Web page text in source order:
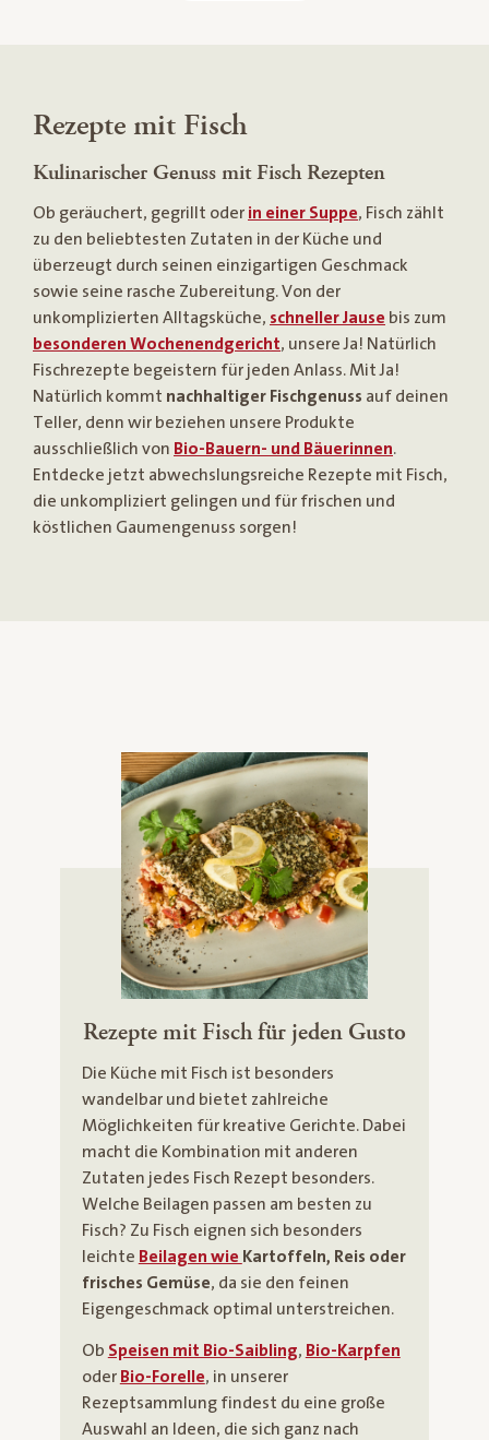
Rezepte mit Fisch
Kulinarischer Genuss mit Fisch Rezepten
Ob geräuchert, gegrillt oder in einer Suppe, Fisch zählt
zu den beliebtesten Zutaten in der Küche und
überzeugt durch seinen einzigartigen Geschmack
sowie seine rasche Zubereitung. Von der
unkomplizierten Alltagsküche, schneller Jause bis zum
besonderen Wochenendgericht, unsere Ja! Natürlich
Fischrezepte begeistern für jeden Anlass. Mit Ja!
Natürlich kommt nachhaltiger Fischgenuss auf deinen
Teller, denn wir beziehen unsere Produkte
ausschließlich von Bio-Bauern- und Bäuerinnen.
Entdecke jetzt abwechslungsreiche Rezepte mit Fisch,
die unkompliziert gelingen und für frischen und
köstlichen Gaumengenuss sorgen!
Rezepte mit Fisch für jeden Gusto
Die Küche mit Fisch ist besonders
wandelbar und bietet zahlreiche
Möglichkeiten für kreative Gerichte. Dabei
macht die Kombination mit anderen
Zutaten jedes Fisch Rezept besonders.
Welche Beilagen passen am besten zu
Fisch? Zu Fisch eignen sich besonders
leichte Beilagen wie Kartoffeln, Reis oder
frisches Gemüse, da sie den feinen
Eigengeschmack optimal unterstreichen.
Ob Speisen mit Bio-Saibling, Bio-Karpfen
oder Bio-Forelle, in unserer
Rezeptsammlung findest du eine große
Auswahl an Ideen, die sich ganz nach